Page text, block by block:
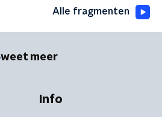
Alle fragmenten
weet meer
Info